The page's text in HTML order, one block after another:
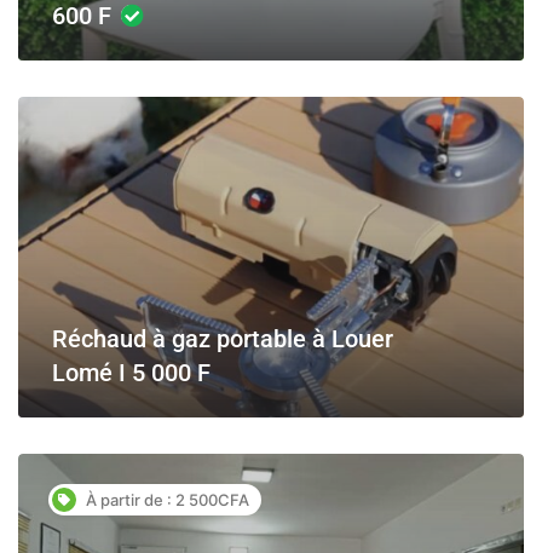
600 F
Réchaud à gaz portable à Louer
Lomé I 5 000 F
À partir de : 2 500CFA